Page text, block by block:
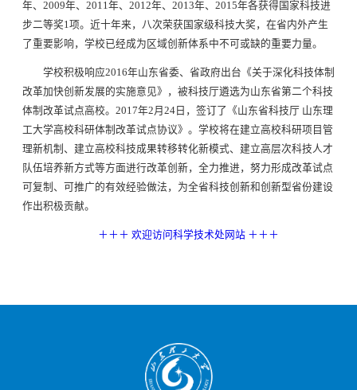
年、2009年、2011年、2012年、2013年、2015年各获得国家科技进
步二等奖1项。近十年来，八次荣获国家级科技大奖，在省内外产生
了重要影响，学校已经成为区域创新体系中不可或缺的重要力量。
学校积极响应2016年山东省委、省政府出台《关于深化科技体制
改革加快创新发展的实施意见》，被科技厅遴选为山东省第二个科技
体制改革试点高校。2017年2月24日，签订了《山东省科技厅 山东理
工大学高校科研体制改革试点协议》。学校将在建立高校科研项目管
理新机制、建立高校科技成果转移转化新模式、建立高层次科技人才
队伍培养新方式等方面进行改革创新，全力推进，努力形成改革试点
可复制、可推广的有效经验做法，为全省科技创新和创新型省份建设
作出积极贡献。
＋＋＋ 欢迎访问科学技术处网站 ＋＋＋